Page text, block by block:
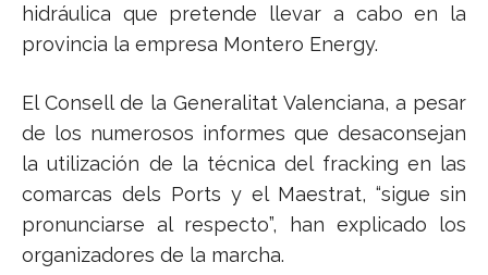
hidráulica que pretende llevar a cabo en la
provincia la empresa Montero Energy.
El Consell de la Generalitat Valenciana, a pesar
de los numerosos informes que desaconsejan
la utilización de la técnica del fracking en las
comarcas dels Ports y el Maestrat, “sigue sin
pronunciarse al respecto”, han explicado los
organizadores de la marcha.